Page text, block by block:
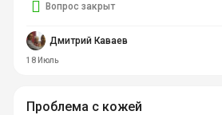
Вопрос закрыт
Дмитрий Каваев
18 Июль
Проблема с кожей